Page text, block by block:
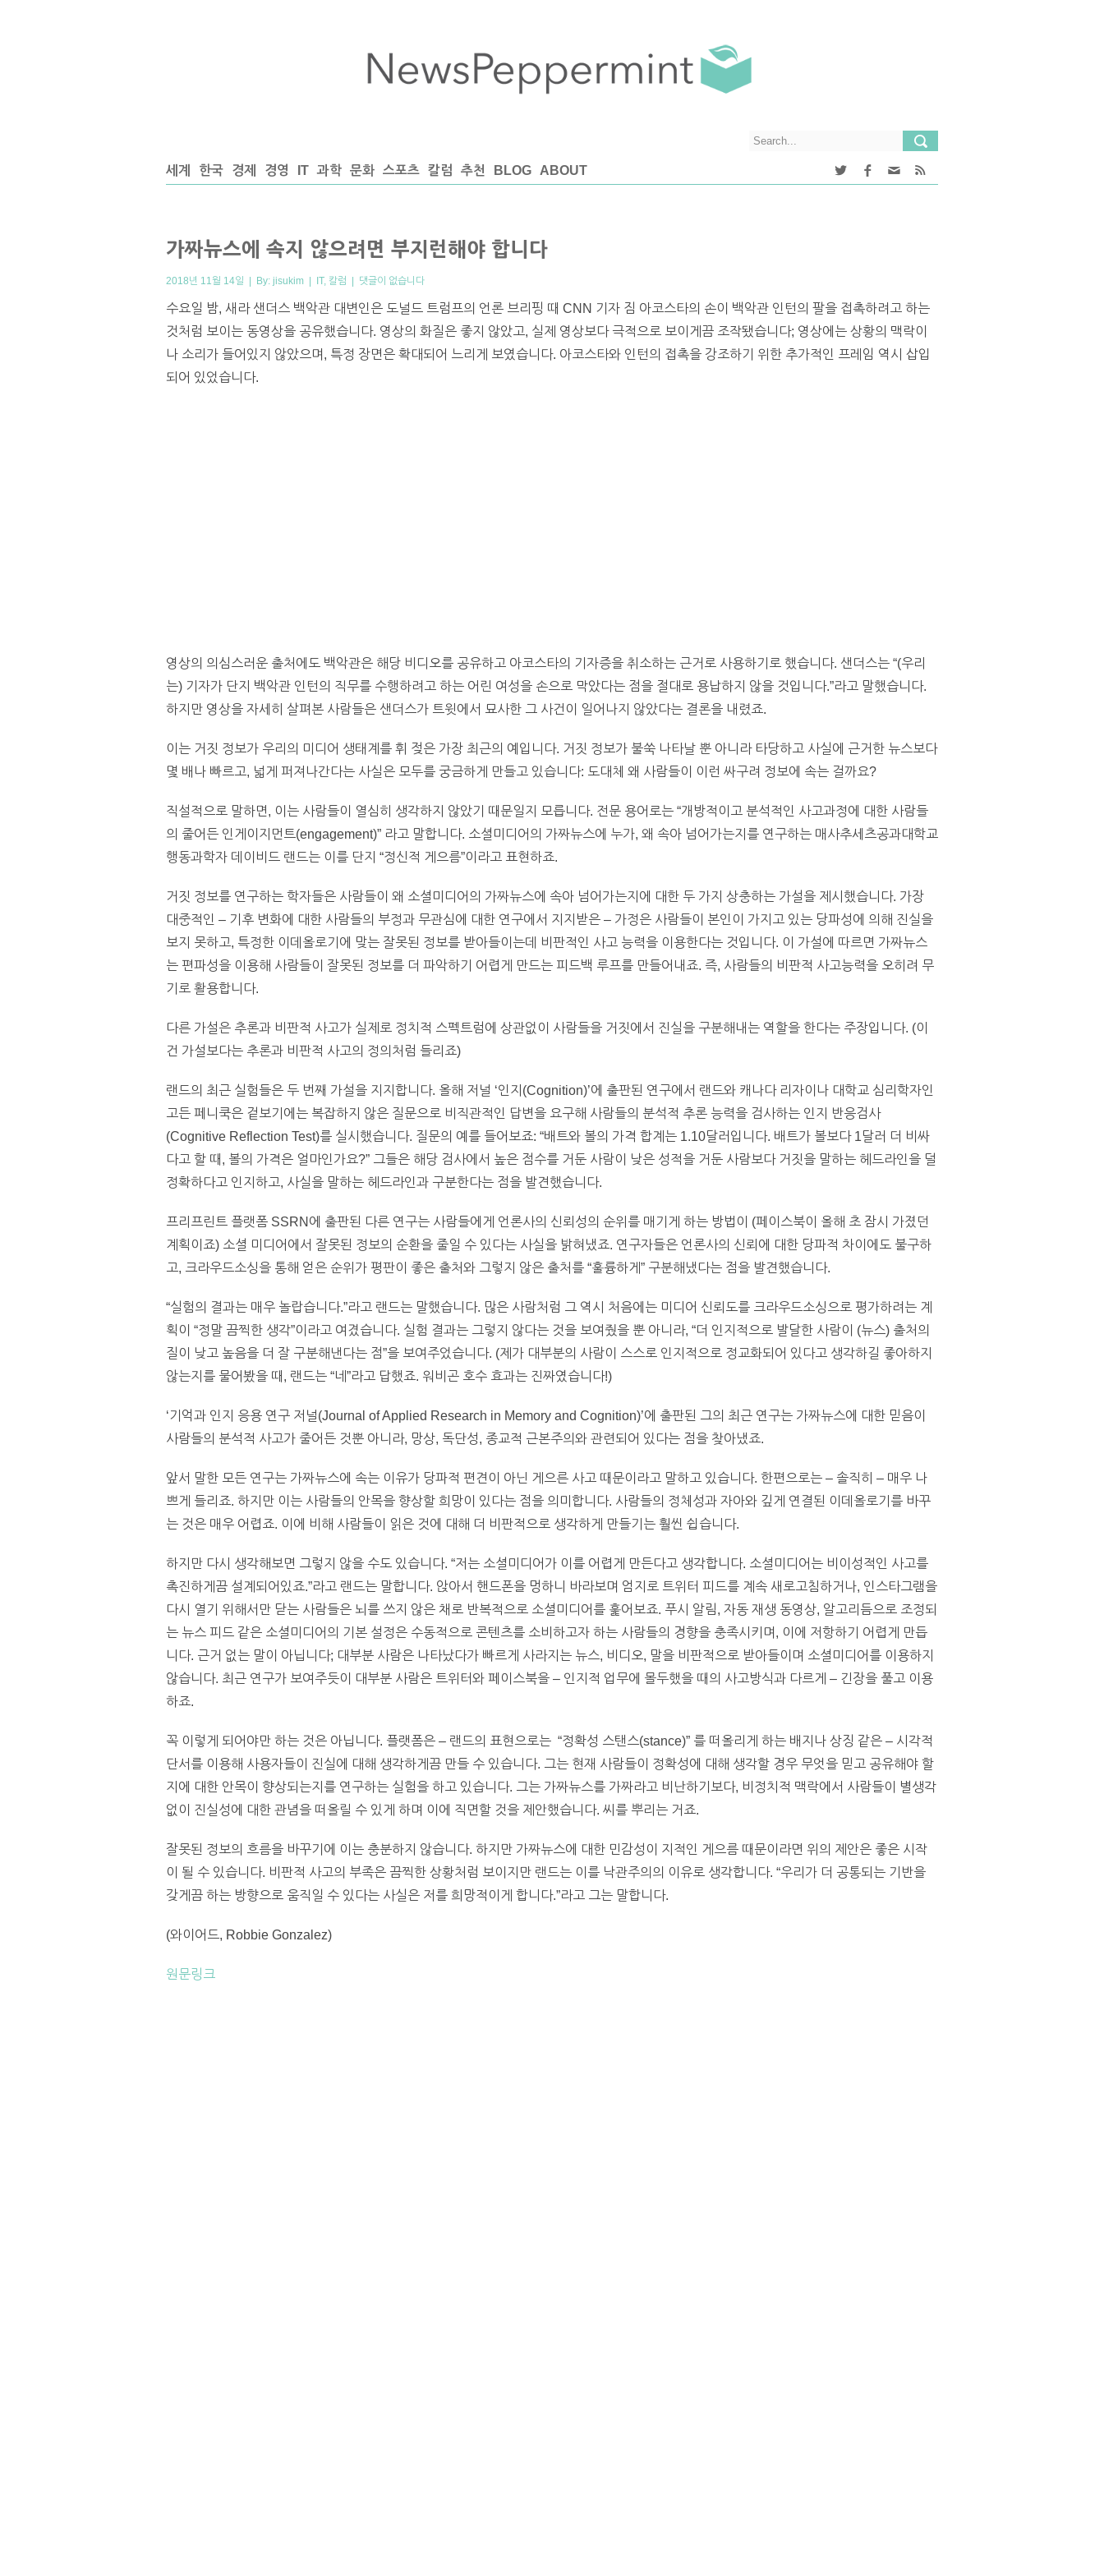
세계 한국 경제 경영 IT 과학 문화 스포츠 칼럼 추천 BLOG ABOUT
가짜뉴스에 속지 않으려면 부지런해야 합니다
2018년 11월 14일 | By: jisukim | IT, 칼럼 | 댓글이 없습니다
수요일 밤, 새라 샌더스 백악관 대변인은 도널드 트럼프의 언론 브리핑 때 CNN 기자 짐 아코스타의 손이 백악관 인턴의 팔을 접촉하려고 하는
것처럼 보이는 동영상을 공유했습니다. 영상의 화질은 좋지 않았고, 실제 영상보다 극적으로 보이게끔 조작됐습니다; 영상에는 상황의 맥락이
나 소리가 들어있지 않았으며, 특정 장면은 확대되어 느리게 보였습니다. 아코스타와 인턴의 접촉을 강조하기 위한 추가적인 프레임 역시 삽입
되어 있었습니다.
영상의 의심스러운 출처에도 백악관은 해당 비디오를 공유하고 아코스타의 기자증을 취소하는 근거로 사용하기로 했습니다. 샌더스는 “(우리
는) 기자가 단지 백악관 인턴의 직무를 수행하려고 하는 어린 여성을 손으로 막았다는 점을 절대로 용납하지 않을 것입니다.”라고 말했습니다.
하지만 영상을 자세히 살펴본 사람들은 샌더스가 트윗에서 묘사한 그 사건이 일어나지 않았다는 결론을 내렸죠.
이는 거짓 정보가 우리의 미디어 생태계를 휘 젖은 가장 최근의 예입니다. 거짓 정보가 불쑥 나타날 뿐 아니라 타당하고 사실에 근거한 뉴스보다
몇 배나 빠르고, 넓게 퍼져나간다는 사실은 모두를 궁금하게 만들고 있습니다: 도대체 왜 사람들이 이런 싸구려 정보에 속는 걸까요?
직설적으로 말하면, 이는 사람들이 열심히 생각하지 않았기 때문일지 모릅니다. 전문 용어로는 “개방적이고 분석적인 사고과정에 대한 사람들
의 줄어든 인게이지먼트(engagement)” 라고 말합니다. 소셜미디어의 가짜뉴스에 누가, 왜 속아 넘어가는지를 연구하는 매사추세츠공과대학교
행동과학자 데이비드 랜드는 이를 단지 “정신적 게으름”이라고 표현하죠.
거짓 정보를 연구하는 학자들은 사람들이 왜 소셜미디어의 가짜뉴스에 속아 넘어가는지에 대한 두 가지 상충하는 가설을 제시했습니다. 가장
대중적인 – 기후 변화에 대한 사람들의 부정과 무관심에 대한 연구에서 지지받은 – 가정은 사람들이 본인이 가지고 있는 당파성에 의해 진실을
보지 못하고, 특정한 이데올로기에 맞는 잘못된 정보를 받아들이는데 비판적인 사고 능력을 이용한다는 것입니다. 이 가설에 따르면 가짜뉴스
는 편파성을 이용해 사람들이 잘못된 정보를 더 파악하기 어렵게 만드는 피드백 루프를 만들어내죠. 즉, 사람들의 비판적 사고능력을 오히려 무
기로 활용합니다.
다른 가설은 추론과 비판적 사고가 실제로 정치적 스펙트럼에 상관없이 사람들을 거짓에서 진실을 구분해내는 역할을 한다는 주장입니다. (이
건 가설보다는 추론과 비판적 사고의 정의처럼 들리죠)
랜드의 최근 실험들은 두 번째 가설을 지지합니다. 올해 저널 ‘인지(Cognition)’에 출판된 연구에서 랜드와 캐나다 리자이나 대학교 심리학자인
고든 페니쿡은 겉보기에는 복잡하지 않은 질문으로 비직관적인 답변을 요구해 사람들의 분석적 추론 능력을 검사하는 인지 반응검사
(Cognitive Reflection Test)를 실시했습니다. 질문의 예를 들어보죠: “배트와 볼의 가격 합계는 1.10달러입니다. 배트가 볼보다 1달러 더 비싸
다고 할 때, 볼의 가격은 얼마인가요?” 그들은 해당 검사에서 높은 점수를 거둔 사람이 낮은 성적을 거둔 사람보다 거짓을 말하는 헤드라인을 덜
정확하다고 인지하고, 사실을 말하는 헤드라인과 구분한다는 점을 발견했습니다.
프리프린트 플랫폼 SSRN에 출판된 다른 연구는 사람들에게 언론사의 신뢰성의 순위를 매기게 하는 방법이 (페이스북이 올해 초 잠시 가졌던
계획이죠) 소셜 미디어에서 잘못된 정보의 순환을 줄일 수 있다는 사실을 밝혀냈죠. 연구자들은 언론사의 신뢰에 대한 당파적 차이에도 불구하
고, 크라우드소싱을 통해 얻은 순위가 평판이 좋은 출처와 그렇지 않은 출처를 “훌륭하게” 구분해냈다는 점을 발견했습니다.
“실험의 결과는 매우 놀랍습니다.”라고 랜드는 말했습니다. 많은 사람처럼 그 역시 처음에는 미디어 신뢰도를 크라우드소싱으로 평가하려는 계
획이 “정말 끔찍한 생각”이라고 여겼습니다. 실험 결과는 그렇지 않다는 것을 보여줬을 뿐 아니라, “더 인지적으로 발달한 사람이 (뉴스) 출처의
질이 낮고 높음을 더 잘 구분해낸다는 점”을 보여주었습니다. (제가 대부분의 사람이 스스로 인지적으로 정교화되어 있다고 생각하길 좋아하지
않는지를 물어봤을 때, 랜드는 “네”라고 답했죠. 워비곤 호수 효과는 진짜였습니다!)
‘기억과 인지 응용 연구 저널(Journal of Applied Research in Memory and Cognition)’에 출판된 그의 최근 연구는 가짜뉴스에 대한 믿음이
사람들의 분석적 사고가 줄어든 것뿐 아니라, 망상, 독단성, 종교적 근본주의와 관련되어 있다는 점을 찾아냈죠.
앞서 말한 모든 연구는 가짜뉴스에 속는 이유가 당파적 편견이 아닌 게으른 사고 때문이라고 말하고 있습니다. 한편으로는 – 솔직히 – 매우 나
쁘게 들리죠. 하지만 이는 사람들의 안목을 향상할 희망이 있다는 점을 의미합니다. 사람들의 정체성과 자아와 깊게 연결된 이데올로기를 바꾸
는 것은 매우 어렵죠. 이에 비해 사람들이 읽은 것에 대해 더 비판적으로 생각하게 만들기는 훨씬 쉽습니다.
하지만 다시 생각해보면 그렇지 않을 수도 있습니다. “저는 소셜미디어가 이를 어렵게 만든다고 생각합니다. 소셜미디어는 비이성적인 사고를
촉진하게끔 설계되어있죠.”라고 랜드는 말합니다. 앉아서 핸드폰을 멍하니 바라보며 엄지로 트위터 피드를 계속 새로고침하거나, 인스타그램을
다시 열기 위해서만 닫는 사람들은 뇌를 쓰지 않은 채로 반복적으로 소셜미디어를 훑어보죠. 푸시 알림, 자동 재생 동영상, 알고리듬으로 조정되
는 뉴스 피드 같은 소셜미디어의 기본 설정은 수동적으로 콘텐츠를 소비하고자 하는 사람들의 경향을 충족시키며, 이에 저항하기 어렵게 만듭
니다. 근거 없는 말이 아닙니다; 대부분 사람은 나타났다가 빠르게 사라지는 뉴스, 비디오, 말을 비판적으로 받아들이며 소셜미디어를 이용하지
않습니다. 최근 연구가 보여주듯이 대부분 사람은 트위터와 페이스북을 – 인지적 업무에 몰두했을 때의 사고방식과 다르게 – 긴장을 풀고 이용
하죠.
꼭 이렇게 되어야만 하는 것은 아닙니다. 플랫폼은 – 랜드의 표현으로는 “정확성 스탠스(stance)” 를 떠올리게 하는 배지나 상징 같은 – 시각적
단서를 이용해 사용자들이 진실에 대해 생각하게끔 만들 수 있습니다. 그는 현재 사람들이 정확성에 대해 생각할 경우 무엇을 믿고 공유해야 할
지에 대한 안목이 향상되는지를 연구하는 실험을 하고 있습니다. 그는 가짜뉴스를 가짜라고 비난하기보다, 비정치적 맥락에서 사람들이 별생각
없이 진실성에 대한 관념을 떠올릴 수 있게 하며 이에 직면할 것을 제안했습니다. 씨를 뿌리는 거죠.
잘못된 정보의 흐름을 바꾸기에 이는 충분하지 않습니다. 하지만 가짜뉴스에 대한 민감성이 지적인 게으름 때문이라면 위의 제안은 좋은 시작
이 될 수 있습니다. 비판적 사고의 부족은 끔찍한 상황처럼 보이지만 랜드는 이를 낙관주의의 이유로 생각합니다. “우리가 더 공통되는 기반을
갖게끔 하는 방향으로 움직일 수 있다는 사실은 저를 희망적이게 합니다.”라고 그는 말합니다.
(와이어드, Robbie Gonzalez)
원문링크